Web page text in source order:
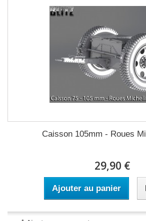
Caisson 105mm - Roues
29,90 €
Ajouter au panier